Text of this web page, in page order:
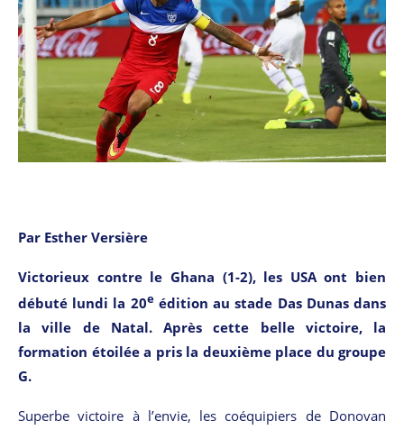
Par Esther Versière
Victorieux contre le Ghana (1-2), les USA ont bien
débuté lundi la 20eédition au stade Das Dunas dans
la ville de Natal. Après cette belle victoire, la
formation étoilée a pris la deuxième place du groupe
G.
Superbe victoire à l’envie, les coéquipiers de Donovan